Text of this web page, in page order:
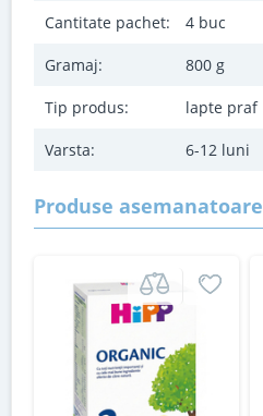
Cantitate pachet: 4 buc
Gramaj: 800 g
Tip produs: lapte praf
Varsta: 6-12 luni
Produse asemanatoare